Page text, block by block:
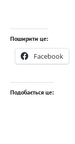
Поширити це:
Facebook
Подобається це: